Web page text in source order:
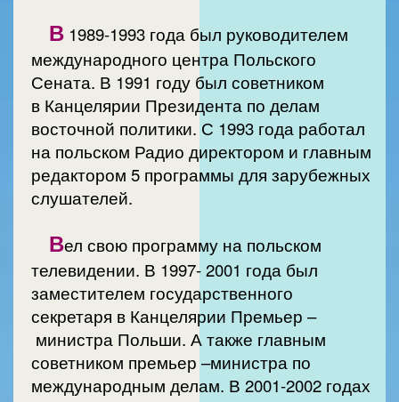
В 1989-1993 года был руководителем
международного центра Польского
Сената. В 1991 году был советником
в Канцелярии Президента по делам
восточной политики. С 1993 года работал
на польском Радио директором и главным
редактором 5 программы для зарубежных
слушателей.
Вел свою программу на польском
телевидении. В 1997- 2001 года был
заместителем государственного
секретаря в Канцелярии Премьер –
министра Польши. А также главным
советником премьер –министра по
международным делам. В 2001-2002 годах